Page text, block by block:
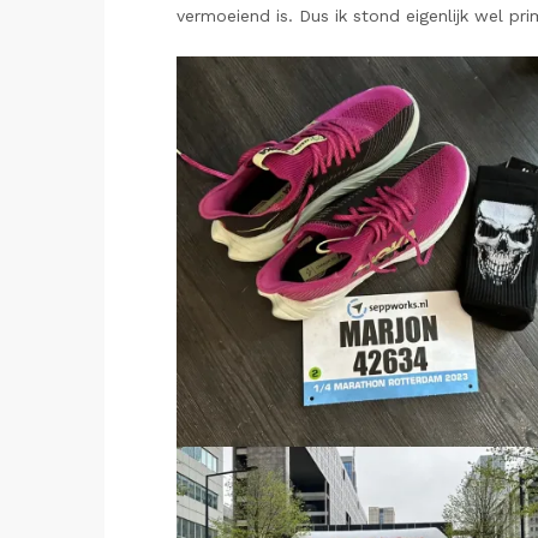
vermoeiend is. Dus ik stond eigenlijk wel